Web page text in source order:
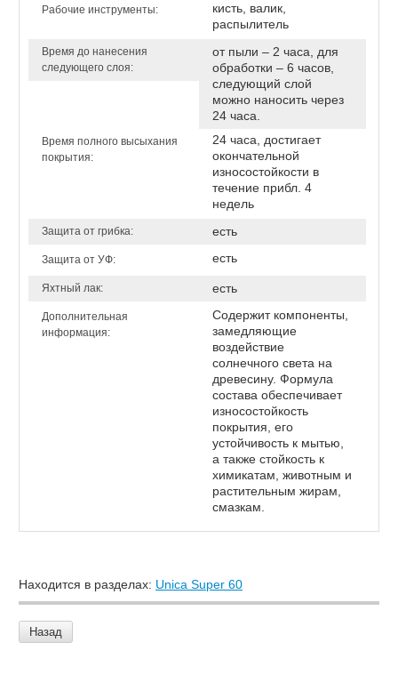
Рабочие инструменты:
кисть, валик,
распылитель
Время до нанесения
следующего слоя:
от пыли – 2 часа, для
обработки – 6 часов,
следующий слой
можно наносить через
24 часа.
Время полного высыхания
покрытия:
24 часа, достигает
окончательной
износостойкости в
течение прибл. 4
недель
Защита от грибка: есть
Защита от УФ: есть
Яхтный лак: есть
Дополнительная
информация:
Содержит компоненты,
замедляющие
воздействие
солнечного света на
древесину. Формула
состава обеспечивает
износостойкость
покрытия, его
устойчивость к мытью,
а также стойкость к
химикатам, животным и
растительным жирам,
смазкам.
Находится в разделах: Unica Super 60
Назад